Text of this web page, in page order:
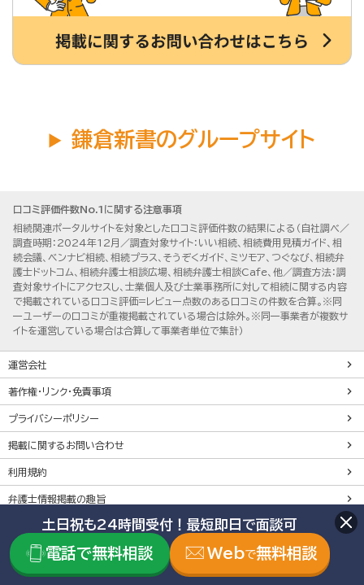
鎌倉新書のグループサイト
口コミ評価件数No.1に関する注意事項
相続関連ポータルサイトを対象とした口コミ評価件数の結果による（自社調べ／
調査時期：2024年12月／調査対象サイト：いい相続、相続費用見積ガイド、相
続会議、ベンナビ相続、相続プラス、そうぞくガイド、ミツモア、つぐなび、相続弁
護士ドットコム、相続弁護士相談広場、相続弁護士相談Cafe、他／調査方法：調
査対象サイトにアクセスし、士業個人及び士業事務所に対して相続に関する内容
で掲載されている口コミ評価=レビュー点数のある口コミの件数を合算。※同
一ユーザーの口コミが重複掲載されている場合は除外。※同一事業者が複数サ
イトを運営している場合は合算して事業者単位で集計）
運営会社
著作権・リンク・免責事項
プライバシーポリシー
掲載に関するお問い合わせ
利用規約
弁護士情報掲載の趣旨
株式会社鎌倉新書は個人情報保護を目的にプライバシーマーク
を取得しています。
土日祝も24時間受付！最短即日で面談可
電話で無料相談 Webで無料相談